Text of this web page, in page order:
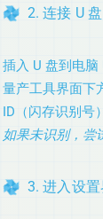
2. 连接 U 盘
插入 U 盘到电脑
量产工具界面下
ID（闪存识别号
如果未识别，尝
3. 进入设